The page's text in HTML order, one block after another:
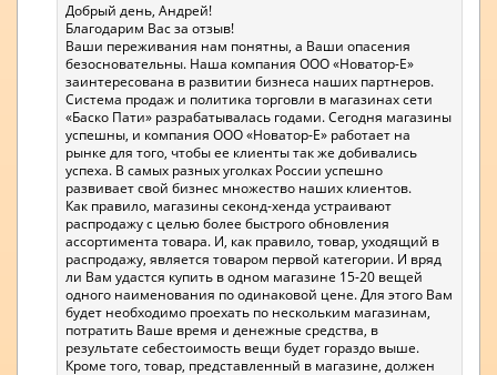
Добрый день, Андрей!
Благодарим Вас за отзыв!
Ваши переживания нам понятны, а Ваши опасения
безосновательны. Наша компания ООО «Новатор-Е»
заинтересована в развитии бизнеса наших партнеров.
Система продаж и политика торговли в магазинах сети
«Баско Пати» разрабатывалась годами. Сегодня магазины
успешны, и компания ООО «Новатор-Е» работает на
рынке для того, чтобы ее клиенты так же добивались
успеха. В самых разных уголках России успешно
развивает свой бизнес множество наших клиентов.
Как правило, магазины секонд-хенда устраивают
распродажу с целью более быстрого обновления
ассортимента товара. И, как правило, товар, уходящий в
распродажу, является товаром первой категории. И вряд
ли Вам удастся купить в одном магазине 15-20 вещей
одного наименования по одинаковой цене. Для этого Вам
будет необходимо проехать по нескольким магазинам,
потратить Ваше время и денежные средства, в
результате себестоимость вещи будет гораздо выше.
Кроме того, товар, представленный в магазине, должен